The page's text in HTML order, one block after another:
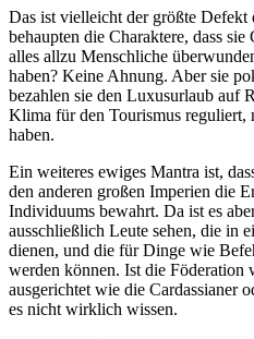
Das ist vielleicht der größte Defekt
behaupten die Charaktere, dass
alles allzu Menschliche
haben? Keine Ahnung. Aber sie
bezahlen sie den Luxusurlaub auf
Klima für den Tourismus reguliert,
haben.
Ein weiteres ewiges Mantra ist,
den anderen großen Imperien die
Individuums bewahrt. Da ist es
ausschließlich Leute sehen, die in
dienen, und die für Dinge wie
werden können. Ist die Föderation
ausgerichtet wie die Cardassianer
es nicht wirklich wissen.